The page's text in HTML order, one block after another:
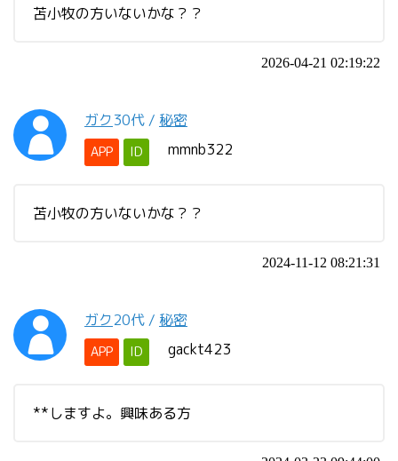
苫小牧の方いないかな？？
2026-04-21 02:19:22
ガク30代 / 秘密
APP ID mmnb322
苫小牧の方いないかな？？
2024-11-12 08:21:31
ガク20代 / 秘密
APP ID gackt423
**しますよ。興味ある方